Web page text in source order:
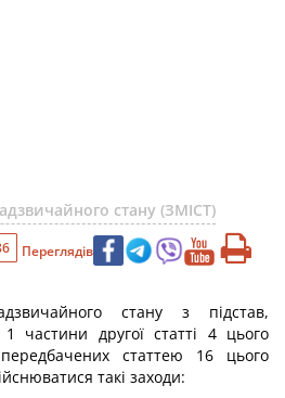
стану (ЗМІСТ)
Переглядів
стану з підстав,
частини другої статті 4 цього
статтею 16 цього
такі заходи: